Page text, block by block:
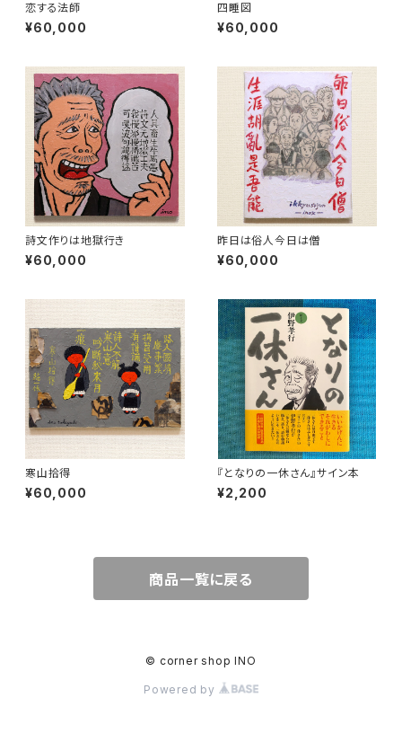
恋する法師
¥60,000
四睡図
¥60,000
詩文作りは地獄行き
¥60,000
昨日は俗人今日は僧
¥60,000
寒山拾得
¥60,000
『となりの一休さん』サイン本
¥2,200
商品一覧に戻る
© corner shop INO
Powered by